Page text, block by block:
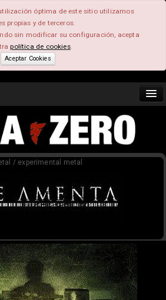
óptima de este sitio utilizamos
propias y de terceros.
sin modificar su configuración, acepta
política de cookies.
Aceptar Cookies
/ experimental metal